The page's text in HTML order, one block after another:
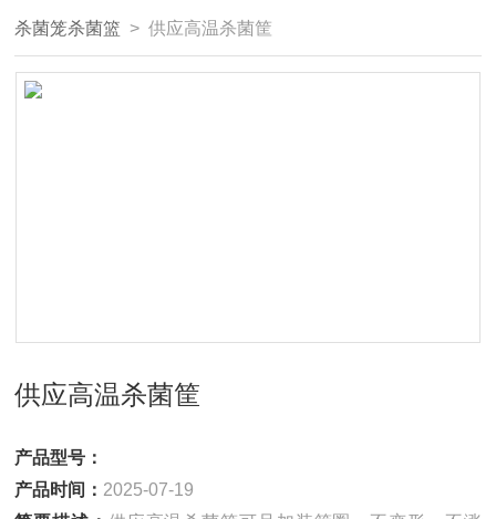
杀菌笼杀菌篮 > 供应高温杀菌筐
供应高温杀菌筐
产品型号：
产品时间： 2025-07-19